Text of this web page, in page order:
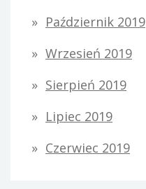
Październik 2019
Wrzesień 2019
Sierpień 2019
Lipiec 2019
Czerwiec 2019